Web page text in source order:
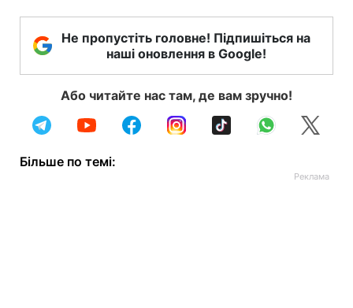
Не пропустіть головне! Підпишіться на
наші оновлення в Google!
Або читайте нас там, де вам зручно!
Більше по темі: